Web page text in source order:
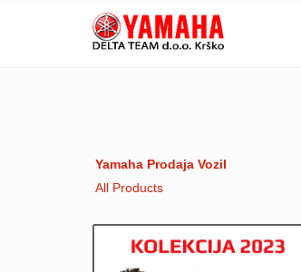
Yamaha Prodaja Vozil
All Products